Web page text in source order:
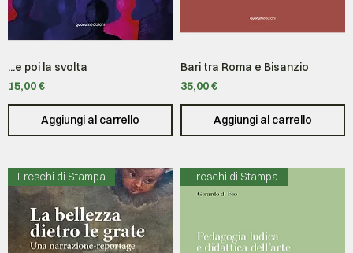
...e poi la svolta
Prezzo
15,00 €
Aggiungi al carrello
Bari tra Roma e Bisanzio
Prezzo
35,00 €
Aggiungi al carrello
Freschi di Stampa Freschi di Stampa